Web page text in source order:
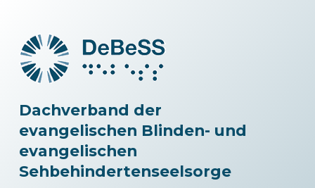
Dachverband der
evangelischen Blinden- und
evangelischen
Sehbehindertenseelsorge